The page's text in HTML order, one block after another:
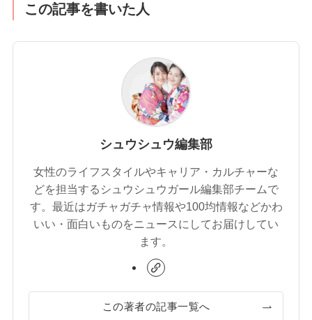
この記事を書いた人
シュウシュウ編集部
女性のライフスタイルやキャリア・カルチャーな
どを担当するシュウシュウガール編集部チームで
す。最近はガチャガチャ情報や100均情報などかわ
いい・面白いものをニュースにしてお届けしてい
ます。
この著者の記事一覧へ